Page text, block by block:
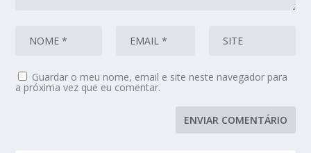
Guardar o meu nome, email e site neste navegador para
a próxima vez que eu comentar.